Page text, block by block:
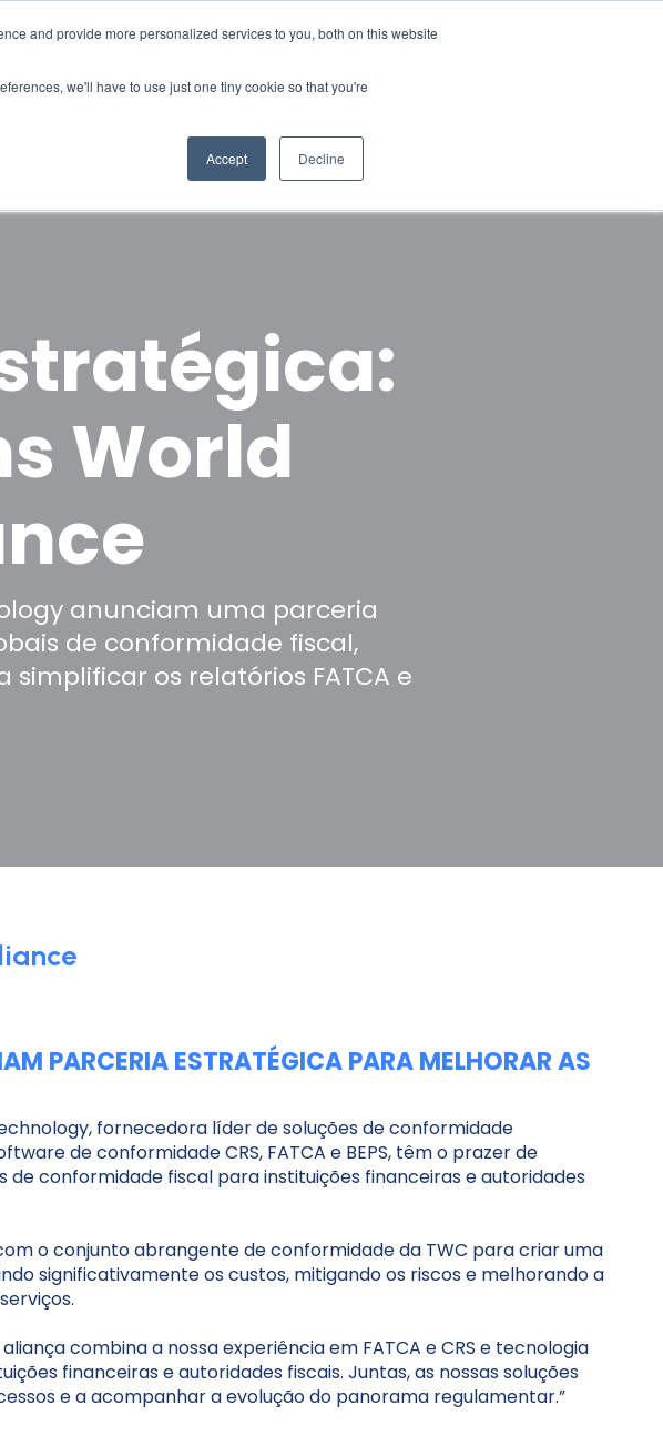
and provide more personalized services to you, both on this website
we'll have to use just one tiny cookie so that you're
Accept Decline
World
anunciam uma parceria
de conformidade fiscal,
os relatórios FATCA e
PARCERIA ESTRATÉGICA PARA MELHORAR AS
fornecedora líder de soluções de conformidade
de conformidade CRS, FATCA e BEPS, têm o prazer de
conformidade fiscal para instituições financeiras e autoridades
o conjunto abrangente de conformidade da TWC para criar uma
significativamente os custos, mitigando os riscos e melhorando a
combina a nossa experiência em FATCA e CRS e tecnologia
financeiras e autoridades fiscais. Juntas, as nossas soluções
e a acompanhar a evolução do panorama regulamentar.”